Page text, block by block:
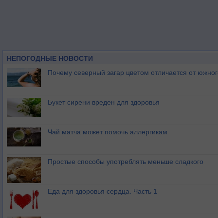
НЕПОГОДНЫЕ НОВОСТИ
Почему северный загар цветом отличается от
Букет сирени вреден для здоровья
Чай матча может помочь аллергикам
Простые способы употреблять меньше сладкого
Еда для здоровья сердца. Часть 1